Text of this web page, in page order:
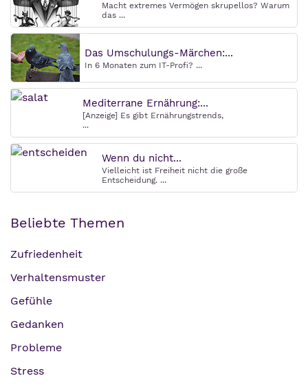
Macht extremes Vermögen skrupellos? Warum
das ...
Das Umschulungs-Märchen:...
In 6 Monaten zum IT-Profi? ...
Mediterrane Ernährung:...
[Anzeige] Es gibt Ernährungstrends,
...
Wenn du nicht...
Vielleicht ist Freiheit nicht die große
Entscheidung. ...
Beliebte Themen
Zufriedenheit
Verhaltensmuster
Gefühle
Gedanken
Probleme
Stress